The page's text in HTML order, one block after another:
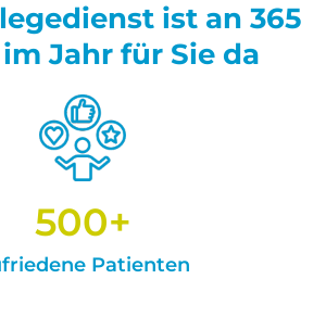
ist an 365
Jahr für Sie da
Patienten
500+